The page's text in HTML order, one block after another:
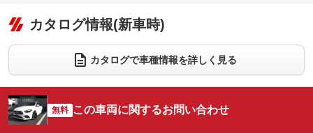
リフトアップ
：装備なし
ダウンヒルアシストコントロール
パワーウィンドウ
：装備あり ：装備なし
アイドリングストップ
：装備あり
USB入力端子
：装備あり Bluetooth接続
ビジュアル
：装備なし
革シート
：装備なし ハーフレザーシート
：装備なし
キーレス
：装備あり ：装備あり
HID(キセノンライト)
：装備なし
カタログ情報(新車時)
カタログで車種情報を詳しく見る
無料 この車両に関するお問い合わせ